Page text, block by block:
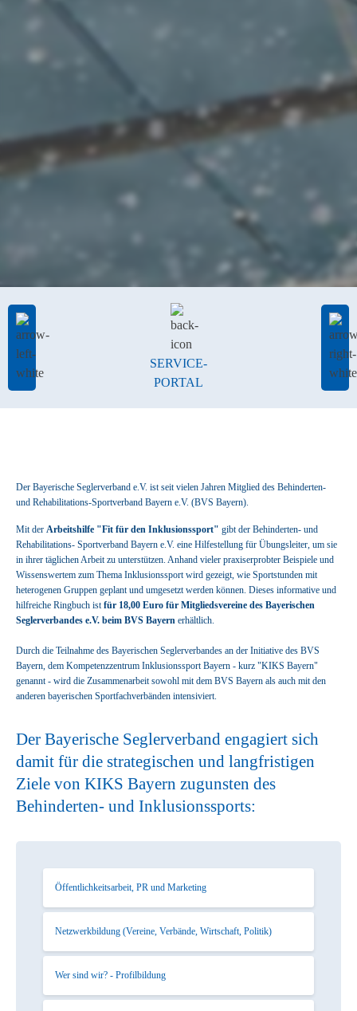
SERVICE-
PORTAL
Der Bayerische Seglerverband e.V. ist seit vielen Jahren Mitglied des Behinderten-
und Rehabilitations-Sportverband Bayern e.V. (BVS Bayern).
Mit der Arbeitshilfe "Fit für den Inklusionssport" gibt der Behinderten- und
Rehabilitations- Sportverband Bayern e.V. eine Hilfestellung für Übungsleiter, um sie
in ihrer täglichen Arbeit zu unterstützen. Anhand vieler praxiserprobter Beispiele und
Wissenswertem zum Thema Inklusionssport wird gezeigt, wie Sportstunden mit
heterogenen Gruppen geplant und umgesetzt werden können. Dieses informative und
hilfreiche Ringbuch istfür 18,00 Euro für Mitgliedsvereine des Bayerischen
Seglerverbandes e.V. beim BVS Bayern erhältlich.
Durch die Teilnahme des Bayerischen Seglerverbandes an der Initiative des BVS
Bayern, dem Kompetenzzentrum Inklusionssport Bayern - kurz "KIKS Bayern"
genannt - wird die Zusammenarbeit sowohl mit dem BVS Bayern als auch mit den
anderen bayerischen Sportfachverbänden intensiviert.
Der Bayerische Seglerverband engagiert sich
damit für die strategischen und langfristigen
Ziele von KIKS Bayern zugunsten des
Behinderten- und Inklusionssports:
Öffentlichkeitsarbeit, PR und Marketing
Netzwerkbildung (Vereine, Verbände, Wirtschaft, Politik)
Wer sind wir? - Profilbildung